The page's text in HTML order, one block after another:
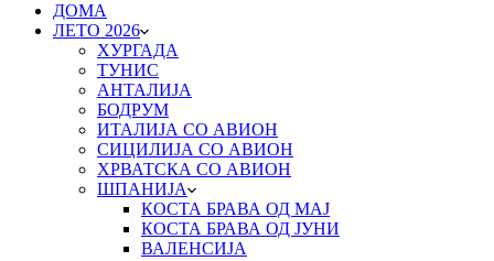
ДОМА
ЛЕТО 2026
ХУРГАДА
ТУНИС
АНТАЛИЈА
БОДРУМ
ИТАЛИЈА СО АВИОН
СИЦИЛИЈА СО АВИОН
ХРВАТСКА СО АВИОН
ШПАНИЈА
КОСТА БРАВА ОД МАЈ
КОСТА БРАВА ОД ЈУНИ
ВАЛЕНСИЈА